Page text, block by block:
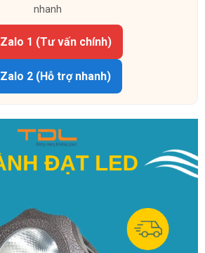
nhanh
Zalo 1 (Tư vấn chính)
Zalo 2 (Hỗ trợ nhanh)